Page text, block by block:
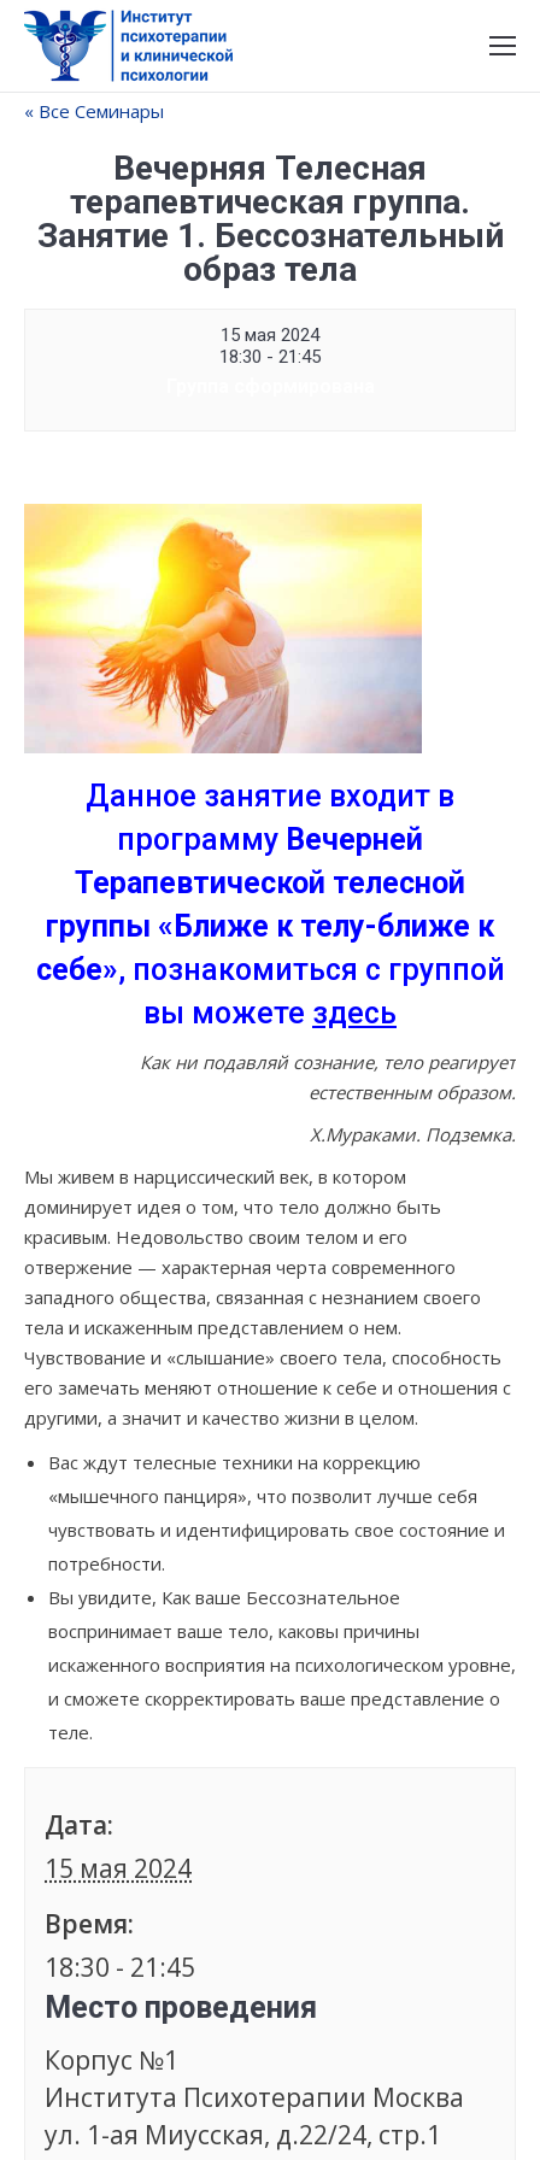
« Все Семинары
Вечерняя Телесная
терапевтическая группа.
Занятие 1. Бессознательный
образ тела
15 мая 2024
18:30 - 21:45
Данное занятие входит в
программу Вечерней
Терапевтической телесной
группы «Ближе к телу-ближе к
себе», познакомиться с группой
вы можете здесь
Как ни подавляй сознание, тело реагирует
естественным образом.
Х.Мураками. Подземка.
Мы живем в нарциссический век, в котором
доминирует идея о том, что тело должно быть
красивым. Недовольство своим телом и его
отвержение — характерная черта современного
западного общества, связанная с незнанием своего
тела и искаженным представлением о нем.
Чувствование и «слышание» своего тела, способность
его замечать меняют отношение к себе и отношения с
другими, а значит и качество жизни в целом.
Вас ждут телесные техники на коррекцию
«мышечного панциря», что позволит лучше себя
чувствовать и идентифицировать свое состояние и
потребности.
Вы увидите, Как ваше Бессознательное
воспринимает ваше тело, каковы причины
искаженного восприятия на психологическом уровне,
и сможете скорректировать ваше представление о
теле.
Дата:
15 мая 2024
Время:
18:30 - 21:45
Место проведения
Корпус №1
Института Психотерапии Москва
ул. 1-ая Миусская, д.22/24, стр.1